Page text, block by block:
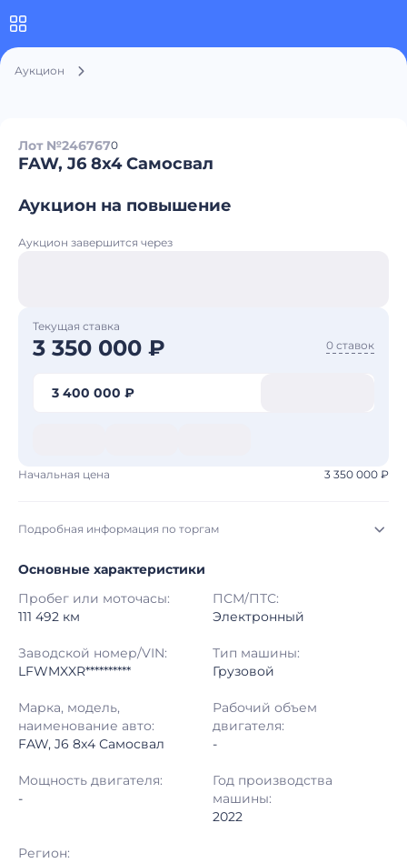
Аукцион
Лот №2467670
FAW, J6 8x4 Самосвал
Аукцион на повышение
Аукцион завершится через
Текущая ставка
3 350 000 ₽ 0 ставок
3 400 000 ₽
Начальная цена 3 350 000 ₽
Подробная информация по торгам
Начало торгов: 03.08.2026, 09:10 МСК
Конец торгов: 10.08.2026, 09:10 МСК
Тип аукциона: Открытые торги
Шаг торгов: 50 000 ₽
Санкт-Петербург
Основные характеристики
Пробег или моточасы:
111 492 км
ПСМ/ПТС:
Электронный
Заводской номер/VIN:
LFWMXXR**********
Тип машины:
Грузовой
Марка, модель,
наименование авто:
FAW, J6 8x4 Самосвал
Рабочий объем
двигателя:
-
Мощность двигателя:
-
Год производства
машины:
2022
Регион: